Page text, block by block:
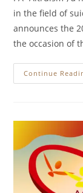
in the field of
announces the
the occasion of
Continue